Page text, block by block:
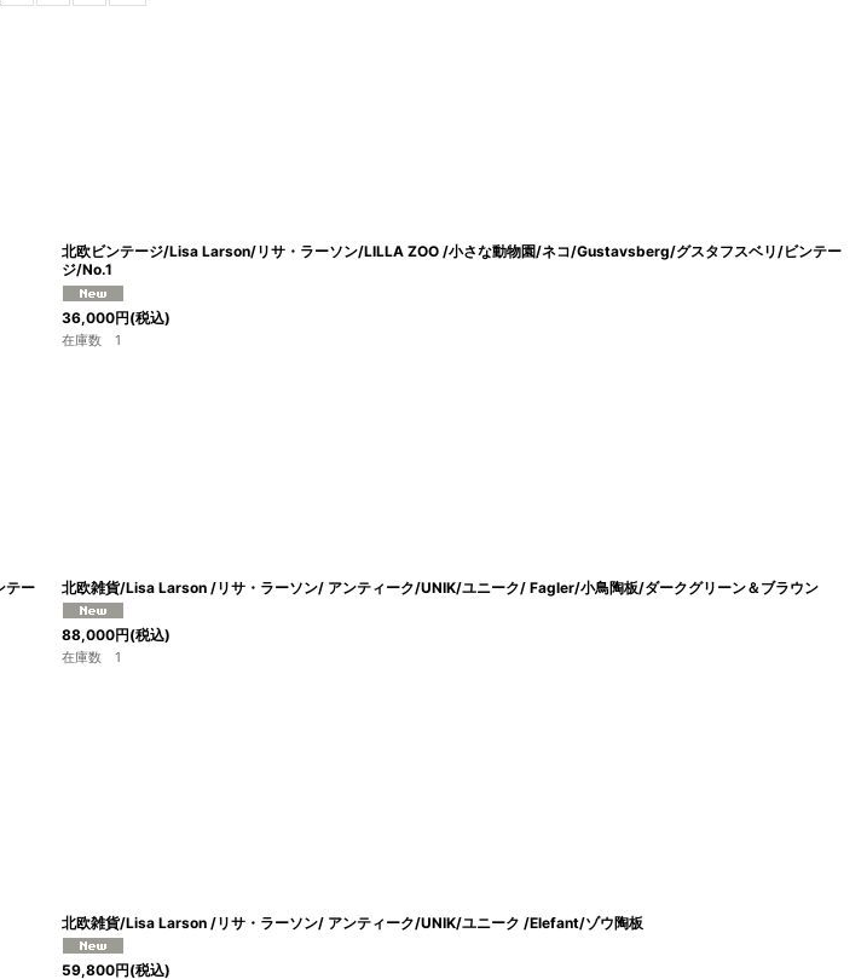
北欧ビンテージ/Lisa Larson/リサ・ラーソン/LILLA ZOO /小さな動物園/ネコ/Gustavsberg/グスタフスベリ/ビンテー
ジ/No.1
36,000円(税込)
在庫数 1
テー
北欧雑貨/Lisa Larson /リサ・ラーソン/ アンティーク/UNIK/ユニーク/ Fagler/小鳥陶板/ダークグリーン＆ブラウン
88,000円(税込)
在庫数 1
北欧雑貨/Lisa Larson /リサ・ラーソン/ アンティーク/UNIK/ユニーク /Elefant/ゾウ陶板
59,800円(税込)